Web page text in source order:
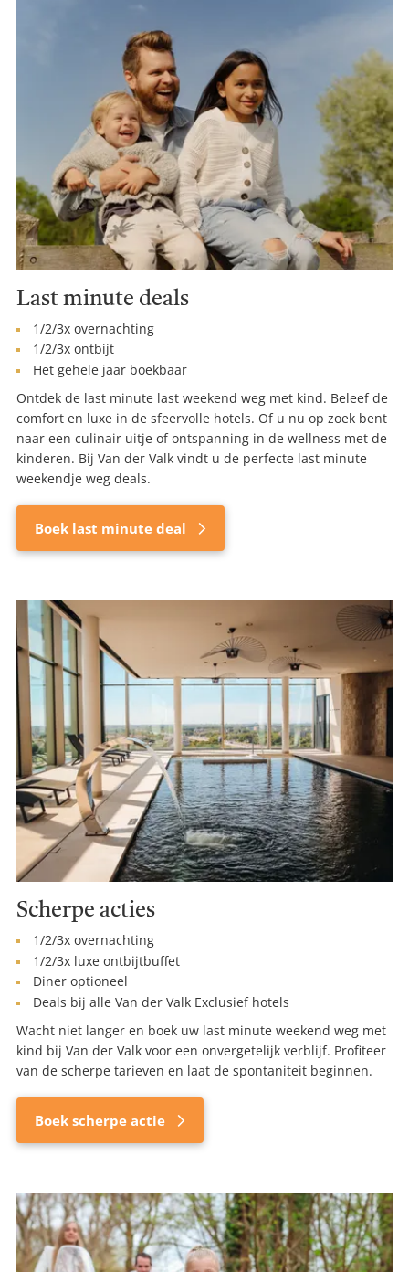
Last minute deals
1/2/3x overnachting
1/2/3x ontbijt
Het gehele jaar boekbaar
Ontdek de last minute last weekend weg met kind. Beleef de
comfort en luxe in de sfeervolle hotels. Of u nu op zoek bent
naar een culinair uitje of ontspanning in de wellness met de
kinderen. Bij Van der Valk vindt u de perfecte last minute
weekendje weg deals.
Boek last minute deal
Scherpe acties
1/2/3x overnachting
1/2/3x luxe ontbijtbuffet
Diner optioneel
Deals bij alle Van der Valk Exclusief hotels
Wacht niet langer en boek uw last minute weekend weg met
kind bij Van der Valk voor een onvergetelijk verblijf. Profiteer
van de scherpe tarieven en laat de spontaniteit beginnen.
Boek scherpe actie